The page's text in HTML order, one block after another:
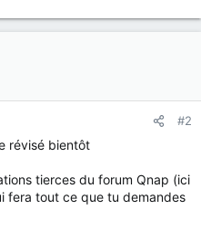
#2
révisé bientôt
tierces du forum Qnap (ici
fera tout ce que tu demandes